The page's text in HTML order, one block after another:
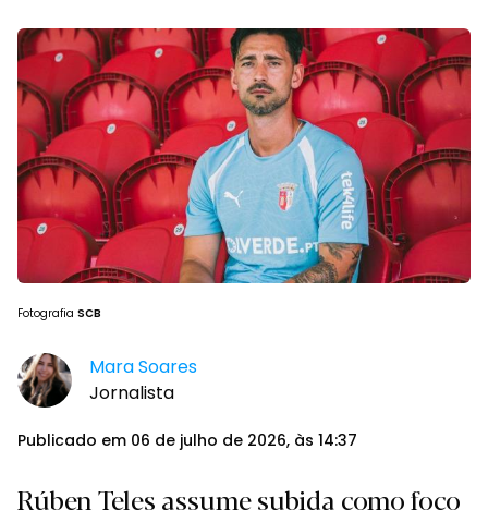
Fotografia SCB
Mara Soares
Jornalista
Publicado em 06 de julho de 2026, às 14:37
Rúben Teles assume subida como foco